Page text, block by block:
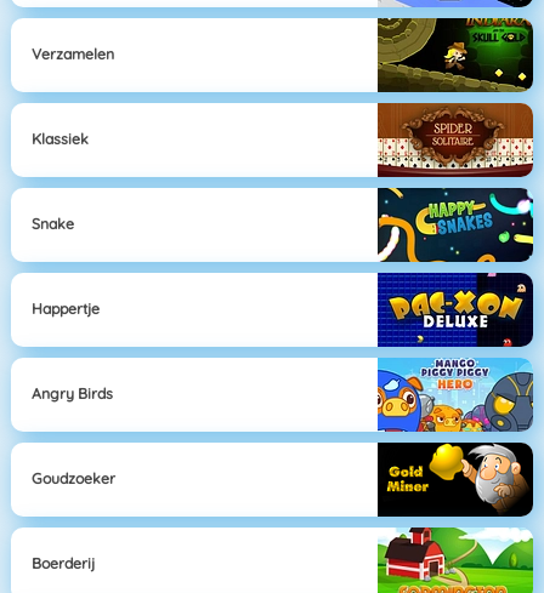
Verzamelen
Klassiek
Snake
Happertje
Angry Birds
Goudzoeker
Boerderij